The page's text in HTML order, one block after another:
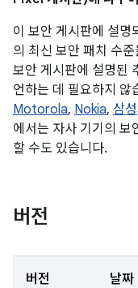
이 보안 게시판에 설명
의 최신 보안 패치 수
보안 게시판에 설명된
언하는 데 필요하지 않
Motorola, Nokia, 삼성
에서는 자사 기기의 보
할 수도 있습니다.
버전
버전 날짜